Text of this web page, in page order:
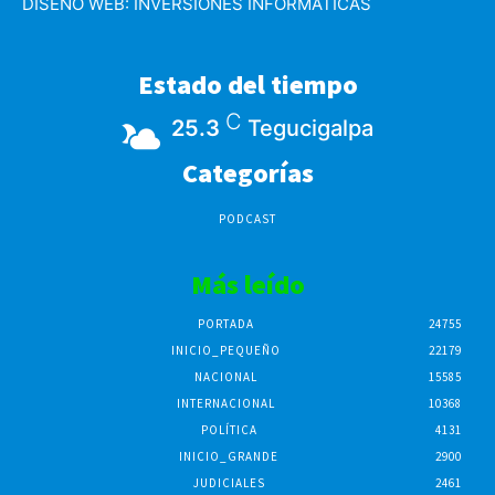
Estado del tiempo
25.3 C Tegucigalpa
Categorías
PODCAST
Más leído
PORTADA
24755
INICIO_PEQUEÑO
22179
NACIONAL
15585
INTERNACIONAL
10368
POLÍTICA
4131
INICIO_GRANDE
2900
JUDICIALES
2461